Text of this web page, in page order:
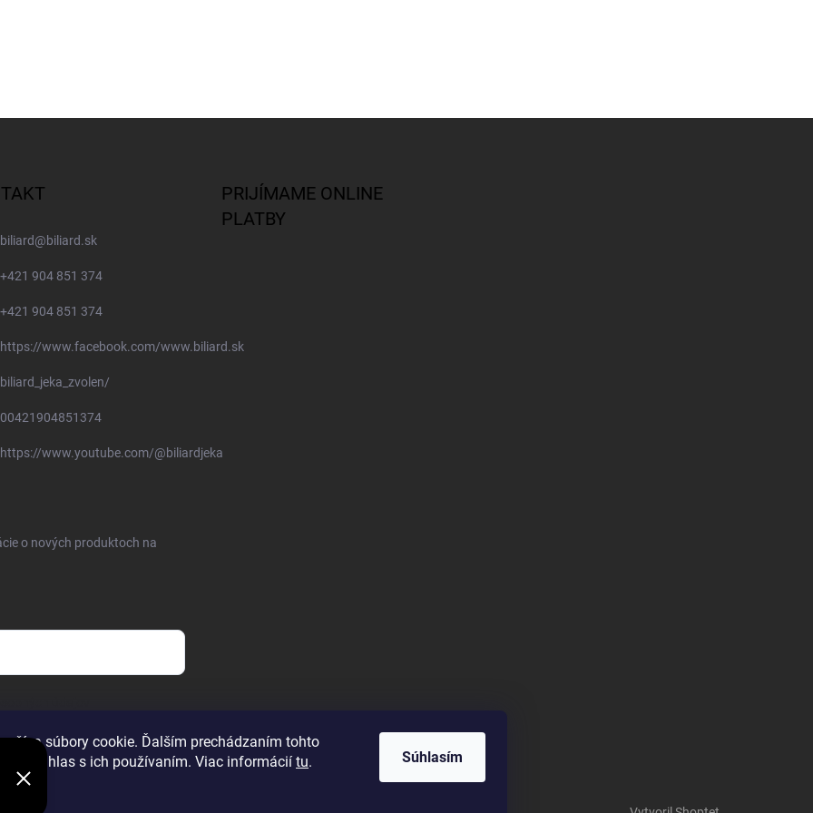
súbory cookie. Ďalším prechádzaním tohto
súhlas s ich používaním. Viac informácií tu. Súhlasím
biliard@biliard.sk
+421 904 851 374
+421 904 851 374
https://www.facebook.com/www.biliard.sk
biliard_jeka_zvolen/
00421904851374
https://www.youtube.com/@biliardjeka
PRIJÍMAME ONLINE
PLATBY
o nových produktoch na